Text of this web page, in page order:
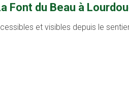
Font du Beau à
et visibles depuis le